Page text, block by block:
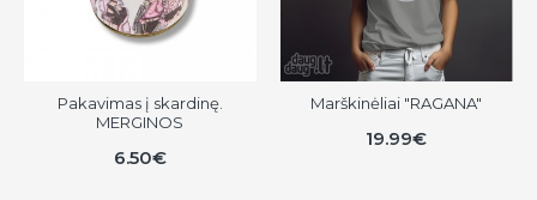
Pakavimas į skardinę.
MERGINOS
6.50€
Marškinėliai "RAGANA"
19.99€